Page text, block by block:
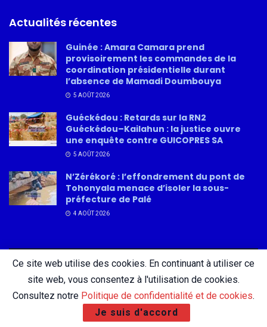
Actualités récentes
Guinée : Amara Camara prend
provisoirement les commandes de la
coordination présidentielle durant
l’absence de Mamadi Doumbouya
5 AOÛT 2026
Guéckédou : Retards sur la RN2
Guéckédou–Kailahun : la justice ouvre
une enquête contre GUICOPRES SA
5 AOÛT 2026
N’Zérékoré : l’effondrement du pont de
Tohonyala menace d’isoler la sous-
préfecture de Palé
4 AOÛT 2026
About Advertise Privacy & Policy Contact
© 2026 AfricatureMedia.com - Tous droits réservés | Mentions légales
Ce site web utilise des cookies. En continuant à utiliser ce
site web, vous consentez à l'utilisation de cookies.
Consultez notre Politique de confidentialité et de cookies.
Je suis d'accord